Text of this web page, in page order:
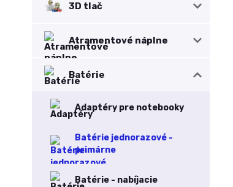
3D tlač
Atramentové náplne
Batérie
Adaptéry pre notebooky
Batérie jednorazové -
primárne
Batérie - nabíjacie